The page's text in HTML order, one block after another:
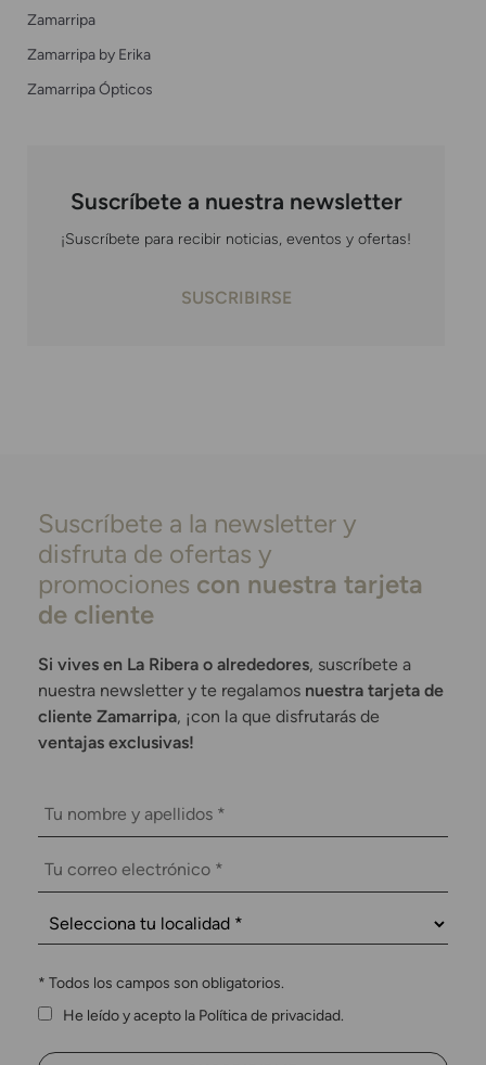
Zamarripa
Zamarripa by Erika
Zamarripa Ópticos
Suscríbete a nuestra newsletter
¡Suscríbete para recibir noticias, eventos y ofertas!
SUSCRIBIRSE
Suscríbete a la newsletter y
disfruta de ofertas y
promociones con nuestra tarjeta
de cliente
Si vives en La Ribera o alrededores, suscríbete a
nuestra newsletter y te regalamos nuestra tarjeta de
cliente Zamarripa, ¡con la que disfrutarás de
ventajas exclusivas!
* Todos los campos son obligatorios.
He leído y acepto la Política de privacidad.